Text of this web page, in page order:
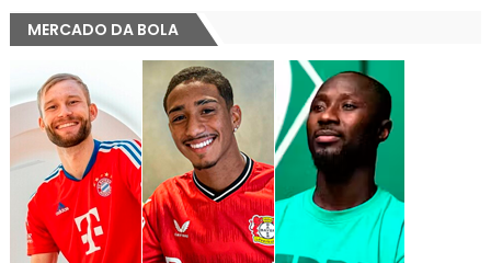
MERCADO DA BOLA